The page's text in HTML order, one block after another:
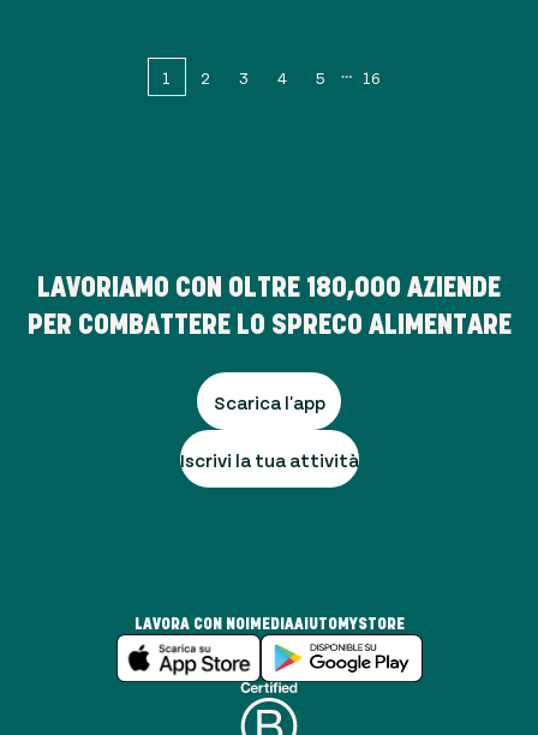
1 2 3 4 5 16
LAVORIAMO CON OLTRE 180,000 AZIENDE
PER COMBATTERE LO SPRECO ALIMENTARE
Scarica l'app
Iscrivi la tua attività
LAVORA CON NOI MEDIAAIUTOMYSTORE